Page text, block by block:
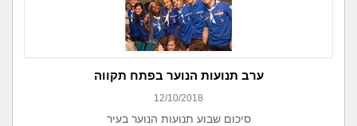
ערב תנועות הנוער בפתח תקווה
12/10/2018
סיכום שבוע תנועות הנוער בעיר